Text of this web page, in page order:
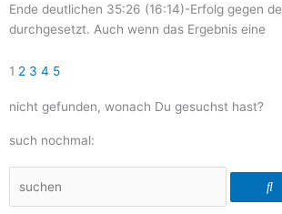
Ende deutlichen 35:26 (16:14)-Erfolg gegen
durchgesetzt. Auch wenn das Ergebnis eine
1 2 3 4 5
nicht gefunden, wonach Du gesuchst hast?
such nochmal: